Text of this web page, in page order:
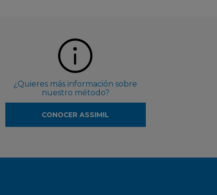
¿Quieres más información sobre
nuestro método?
CONOCER ASSIMIL